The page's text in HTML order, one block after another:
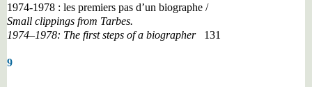
1974-1978 : les premiers pas d’un biographe /
Small clippings from Tarbes.
1974–1978: The first steps of a biographer
131
9